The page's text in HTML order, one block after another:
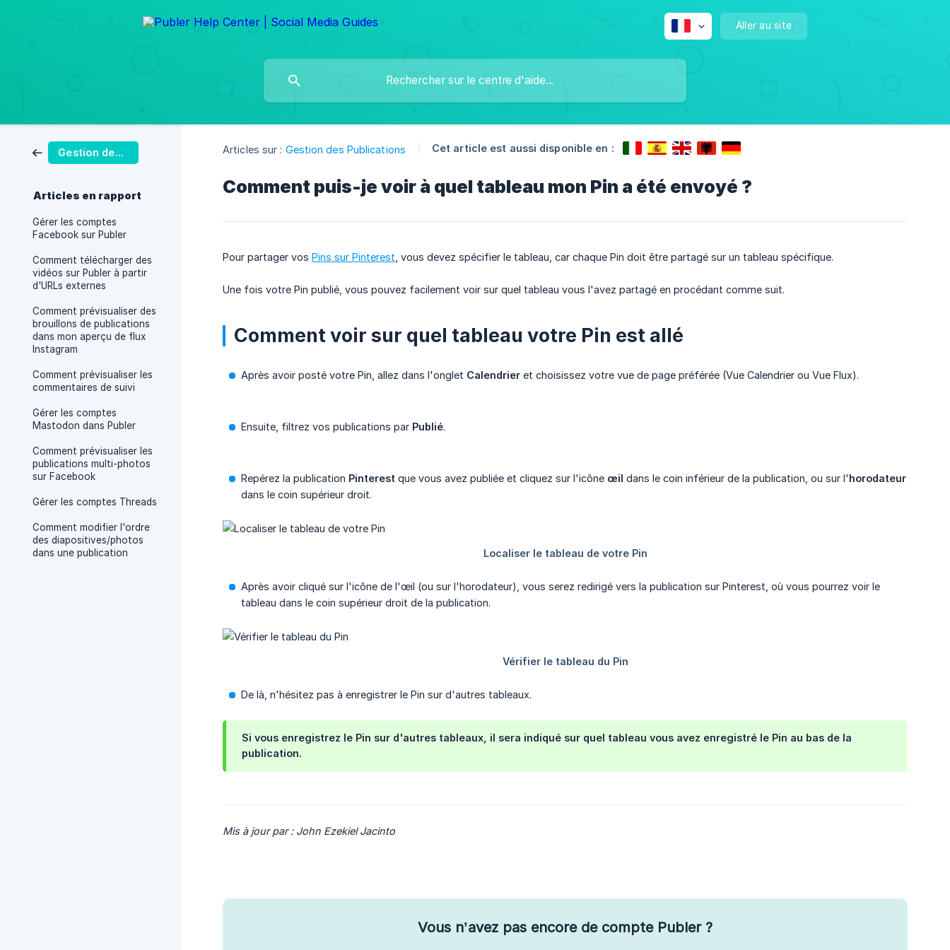
Aller au site
Gestion des Publications
Articles en rapport
Gérer les comptes
Facebook sur Publer
Comment télécharger des
vidéos sur Publer à partir
d'URLs externes
Comment prévisualiser des
brouillons de publications
dans mon aperçu de flux
Instagram
Comment prévisualiser les
commentaires de suivi
Gérer les comptes
Mastodon dans Publer
Comment prévisualiser les
publications multi-photos
sur Facebook
Gérer les comptes Threads
Comment modifier l'ordre
des diapositives/photos
dans une publication
Articles sur : Gestion des Publications Cet article est aussi disponible en :
Comment puis-je voir à quel tableau mon Pin a été envoyé ?
Pour partager vos Pins sur Pinterest , vous devez spécifier le tableau, car chaque Pin doit être partagé sur un tableau spécifique.
Une fois votre Pin publié, vous pouvez facilement voir sur quel tableau vous l'avez partagé en procédant comme suit.
Comment voir sur quel tableau votre Pin est allé
Après avoir posté votre Pin, allez dans l'onglet Calendrier et choisissez votre vue de page préférée (Vue Calendrier ou Vue Flux).
Ensuite, filtrez vos publications par Publié.
Repérez la publication Pinterest que vous avez publiée et cliquez sur l'icône œil dans le coin inférieur de la publication, ou sur l'horodateur
dans le coin supérieur droit.
Après avoir cliqué sur l'icône de l'œil (ou sur l'horodateur), vous serez redirigé vers la publication sur Pinterest, où vous pourrez voir le
tableau dans le coin supérieur droit de la publication.
De là, n'hésitez pas à enregistrer le Pin sur d'autres tableaux.
Si vous enregistrez le Pin sur d'autres tableaux, il sera indiqué sur quel tableau vous avez enregistré le Pin au bas de la
publication.
Mis à jour par : John Ezekiel Jacinto
Vous n’avez pas encore de compte Publer ?